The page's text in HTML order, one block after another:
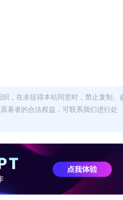
，在未征得本站同意时，禁止复制、
著者的合法权益，可联系我们进行处